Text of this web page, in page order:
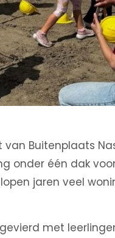
Buitenplaats
onder één dak
jaren veel
met